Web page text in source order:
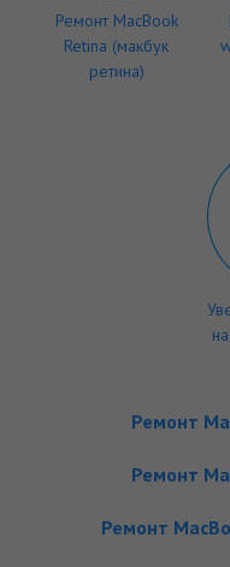
Ремонт MacBook
Retina (макбук
ретина)
Ремонт
Ремонт
Ремонт